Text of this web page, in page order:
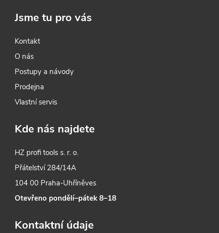
Jsme tu pro vás
Kontakt
O nás
Postupy a návody
Prodejna
Vlastní servis
Kde nás najdete
HZ profi tools s. r. o.
Přátelství 284/14A
104 00 Praha-Uhříněves
Otevřeno pondělí–pátek 8–18
Kontaktní údaje